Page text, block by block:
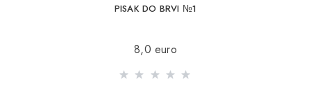
PISAK DO BRVI №1
8,0 euro